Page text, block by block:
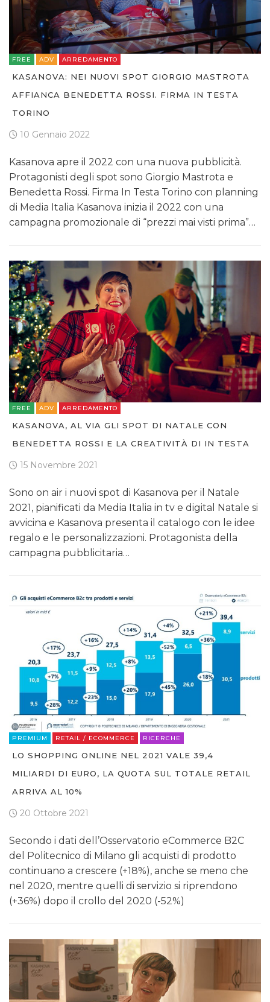
FREE ADV ARREDAMENTO
KASANOVA: NEI NUOVI SPOT GIORGIO MASTROTA
AFFIANCA BENEDETTA ROSSI. FIRMA IN TESTA
TORINO
10 Gennaio 2022
Kasanova apre il 2022 con una nuova pubblicità.
Protagonisti degli spot sono Giorgio Mastrota e
Benedetta Rossi. Firma In Testa Torino con planning
di Media Italia Kasanova inizia il 2022 con una
campagna promozionale di “prezzi mai visti prima”…
FREE ADV ARREDAMENTO
KASANOVA, AL VIA GLI SPOT DI NATALE CON
BENEDETTA ROSSI E LA CREATIVITÀ DI IN TESTA
15 Novembre 2021
Sono on air i nuovi spot di Kasanova per il Natale
2021, pianificati da Media Italia in tv e digital Natale si
avvicina e Kasanova presenta il catalogo con le idee
regalo e le personalizzazioni. Protagonista della
campagna pubblicitaria…
PREMIUM RETAIL / ECOMMERCE RICERCHE
LO SHOPPING ONLINE NEL 2021 VALE 39,4
MILIARDI DI EURO, LA QUOTA SUL TOTALE RETAIL
ARRIVA AL 10%
20 Ottobre 2021
Secondo i dati dell’Osservatorio eCommerce B2C
del Politecnico di Milano gli acquisti di prodotto
continuano a crescere (+18%), anche se meno che
nel 2020, mentre quelli di servizio si riprendono
(+36%) dopo il crollo del 2020 (-52%)